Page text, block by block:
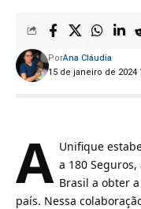
15 de janeiro de 2024
PorAna Cláudia
A Unifique
a 180 Seguros,
Brasil a obter
país. Nessa